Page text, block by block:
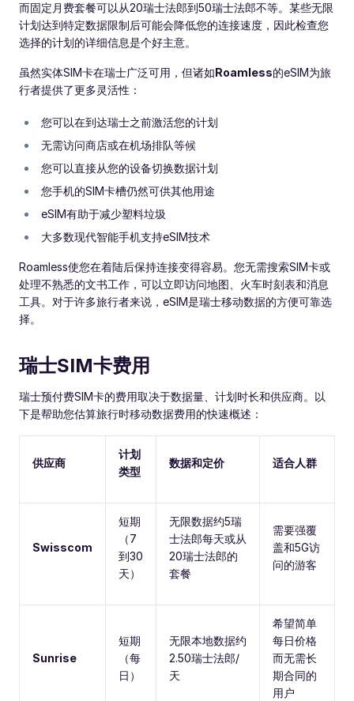
而固定月费套餐可以从20瑞士法郎到50瑞士法郎不等。某些无限
计划达到特定数据限制后可能会降低您的连接速度，因此检查您
选择的计划的详细信息是个好主意。
虽然实体SIM卡在瑞士广泛可用，但诸如Roamless的eSIM为旅
行者提供了更多灵活性：
您可以在到达瑞士之前激活您的计划
无需访问商店或在机场排队等候
您可以直接从您的设备切换数据计划
您手机的SIM卡槽仍然可供其他用途
eSIM有助于减少塑料垃圾
大多数现代智能手机支持eSIM技术
Roamless使您在着陆后保持连接变得容易。您无需搜索SIM卡或
处理不熟悉的文书工作，可以立即访问地图、火车时刻表和消息
工具。对于许多旅行者来说，eSIM是瑞士移动数据的方便可靠选
择。
瑞士SIM卡费用
瑞士预付费SIM卡的费用取决于数据量、计划时长和供应商。以
下是帮助您估算旅行时移动数据费用的快速概述：
供应商
计划
类型
数据和定价 适合人群
Swisscom
短期
（7
到30
天）
无限数据约5瑞
士法郎每天或从
20瑞士法郎的
套餐
需要强覆
盖和5G访
问的游客
Sunrise
短期
（每
日）
无限本地数据约
2.50瑞士法郎/
天
希望简单
每日价格
而无需长
期合同的
用户